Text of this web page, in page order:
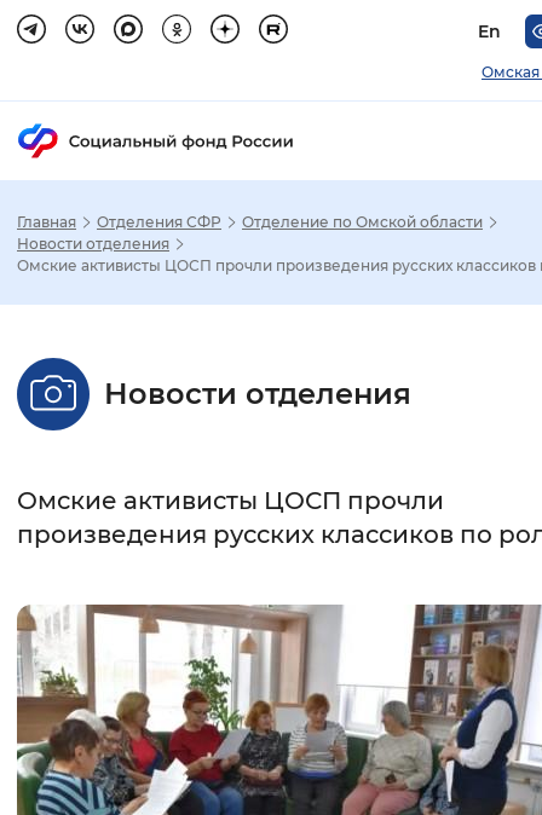
En
Омская
Настройка режима отображения
Стандартный Увеличенный
Нормальный Увеличенный
Цвет сайта
Монохромный Инверсивный
Синий фон
Главная Отделения СФР
Отделение по Омской области
Новости отделения
Омские активисты ЦОСП прочли произведения русских
Новости отделения
Омские активисты ЦОСП прочли
произведения русских классиков по